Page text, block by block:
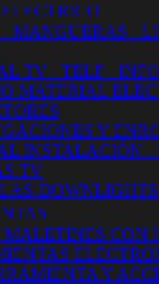
MANGUERAS -
TV - TELF -
MATERIAL
Y
INSTALACIÓN
TV
MALETINES CON
Y